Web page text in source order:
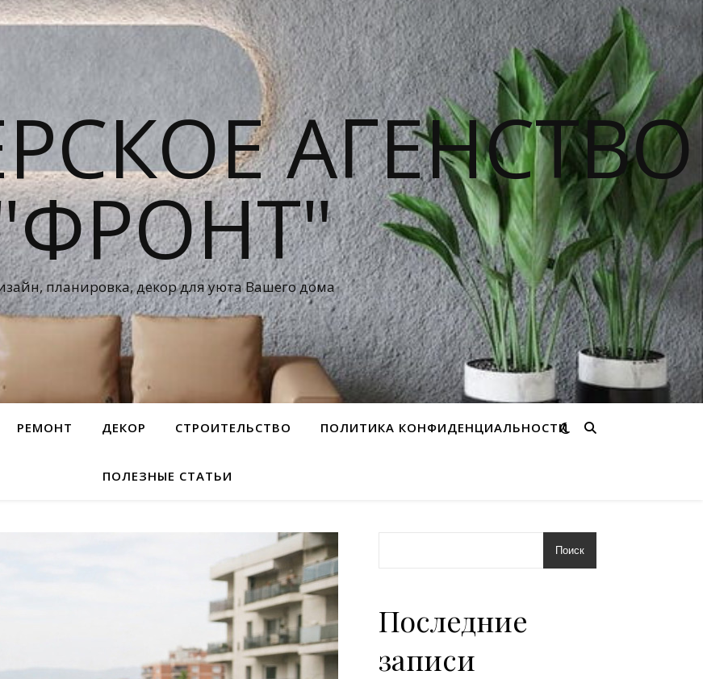
АГЕНСТВО
планировка, декор для уюта Вашего дома
РЕМОНТ ДЕКОР СТРОИТЕЛЬСТВО ПОЛИТИКА КОНФИДЕНЦИАЛЬНОСТИ
ПОЛЕЗНЫЕ СТАТЬИ
Поиск
Последние
записи